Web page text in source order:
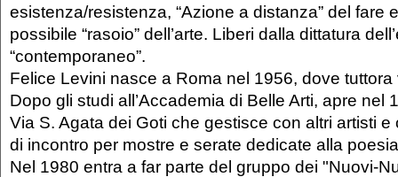
esistenza/resistenza, “Azione a distanza” del fare
possibile “rasoio” dell’arte. Liberi dalla dittatura
“contemporaneo”.
Felice Levini nasce a Roma nel 1956, dove
Dopo gli studi all’Accademia di Belle Arti, apre nel
Via S. Agata dei Goti che gestisce con altri artisti
di incontro per mostre e serate dedicate alla
Nel 1980 entra a far parte del gruppo dei "Nuovi-